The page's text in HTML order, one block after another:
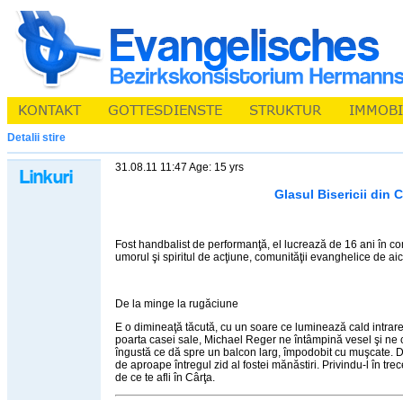
Detalii stire
31.08.11 11:47 Age: 15 yrs
Glasul Bisericii din
Fost handbalist de performanţă, el lucrează de 16 ani în
umorul şi spiritul de acţiune, comunităţii evanghelice de
De la minge la rugăciune
E o dimineaţă tăcută, cu un soare ce luminează cald
poarta casei sale, Michael Reger ne întâmpină vesel şi ne
îngustă ce dă spre un balcon larg, împodobit cu muşcate.
de aproape întregul zid al fostei mănăstiri. Privindu-l în
de ce te afli în Cârţa.